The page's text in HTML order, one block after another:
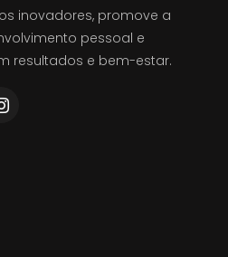
inovadores, promove a
pessoal e
resultados e bem-estar.